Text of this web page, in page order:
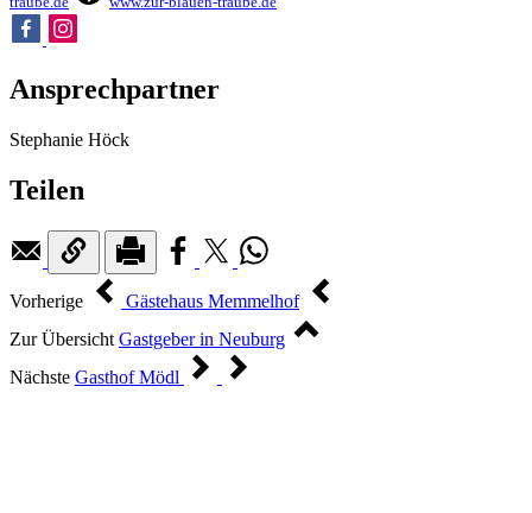
Ansprechpartner
Stephanie Höck
Teilen
Vorherige
Gästehaus Memmelhof
Zur Übersicht Gastgeber in Neuburg
Nächste Gasthof Mödl